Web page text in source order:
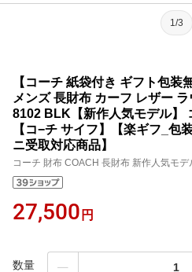
1/3
【コーチ 紙袋付き ギフト包装
メンズ 長財布 カーフ レザー
8102 BLK【新作人気モデル】
【コ−チ サイフ】【楽ギフ_包
ニ受取対応商品】
コーチ 財布 COACH 長財布 新作人気モデ
27,500 円
数量